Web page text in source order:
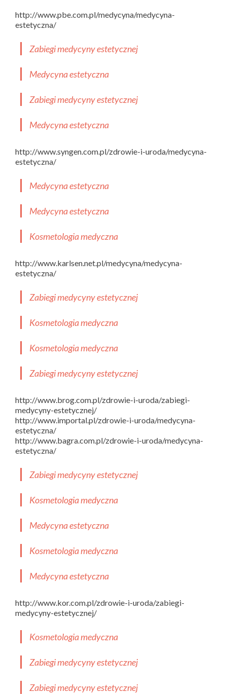
http://www.pbe.com.pl/medycyna/medycyna-
estetyczna/
Zabiegi medycyny estetycznej
Medycyna estetyczna
Zabiegi medycyny estetycznej
Medycyna estetyczna
http://www.syngen.com.pl/zdrowie-i-uroda/medycyna-
estetyczna/
Medycyna estetyczna
Medycyna estetyczna
Kosmetologia medyczna
http://www.karlsen.net.pl/medycyna/medycyna-
estetyczna/
Zabiegi medycyny estetycznej
Kosmetologia medyczna
Kosmetologia medyczna
Zabiegi medycyny estetycznej
http://www.brog.com.pl/zdrowie-i-uroda/zabiegi-
medycyny-estetycznej/
http://www.importal.pl/zdrowie-i-uroda/medycyna-
estetyczna/
http://www.bagra.com.pl/zdrowie-i-uroda/medycyna-
estetyczna/
Zabiegi medycyny estetycznej
Kosmetologia medyczna
Medycyna estetyczna
Kosmetologia medyczna
Medycyna estetyczna
http://www.kor.com.pl/zdrowie-i-uroda/zabiegi-
medycyny-estetycznej/
Kosmetologia medyczna
Zabiegi medycyny estetycznej
Zabiegi medycyny estetycznej